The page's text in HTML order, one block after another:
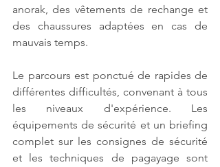
anorak, des vêtements de rechange et
des chaussures adaptées en cas de
mauvais temps.
Le parcours est ponctué de rapides de
différentes difficultés, convenant à tous
les niveaux d'expérience. Les
équipements de sécurité et un briefing
complet sur les consignes de sécurité
et les techniques de pagayage sont